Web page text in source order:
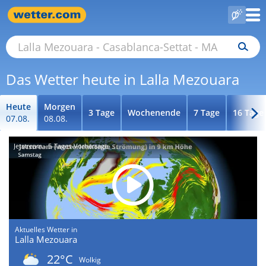
Das Wetter heute in Lalla Mezouara
Heute
07.08.
Morgen
08.08.
3 Tage Wochenende 7 Tage 16 Tage
Jetstream - 5-Tages-Vorhersage
Aktuelles Wetter in
Lalla Mezouara
22°C
Wolkig